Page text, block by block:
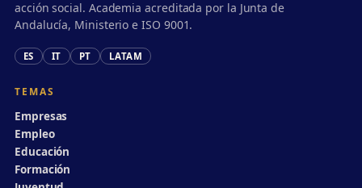
acción social. Academia acreditada por la Junta de
Andalucía, Ministerio e ISO 9001.
ES IT PT LATAM
TEMAS
Empresas
Empleo
Educación
Formación